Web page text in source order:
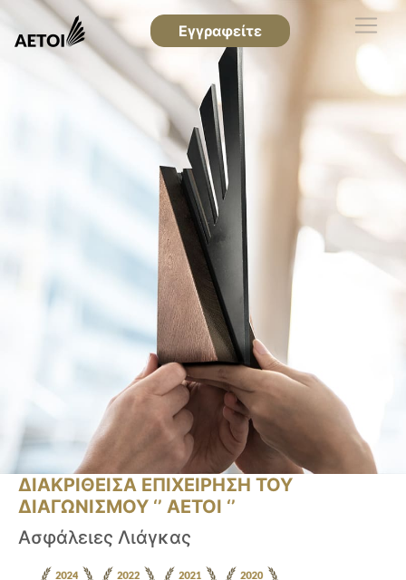
Εγγραφείτε
ΔΙΑΚΡΙΘΕΙΣΑ ΕΠΙΧΕΙΡΗΣΗ ΤΟΥ
ΔΙΑΓΩΝΙΣΜΟΥ ‘’ ΑΕΤΟΙ ‘’
Ασφάλειες Λιάγκας